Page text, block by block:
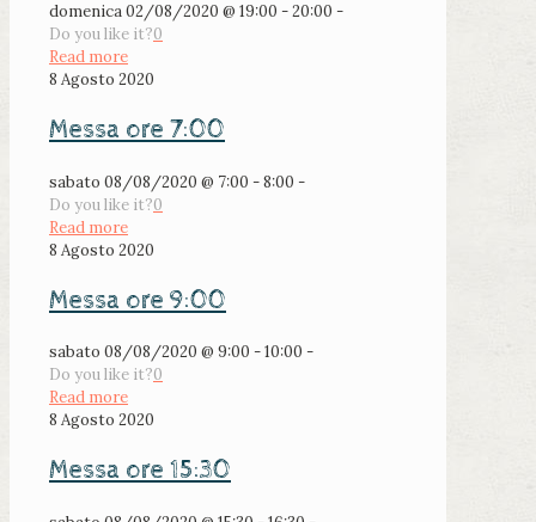
domenica 02/08/2020 @ 19:00 - 20:00 -
Do you like it?0
Read more
8 Agosto 2020
Messa ore 7:00
sabato 08/08/2020 @ 7:00 - 8:00 -
Do you like it?0
Read more
8 Agosto 2020
Messa ore 9:00
sabato 08/08/2020 @ 9:00 - 10:00 -
Do you like it?0
Read more
8 Agosto 2020
Messa ore 15:30